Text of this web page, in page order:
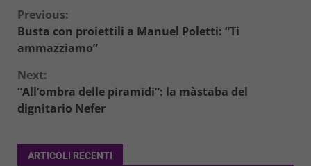
Continue
Reading
Previous:
Busta con proiettili a Manuel Poletti: “Ti
ammazziamo”
Next:
“All’ombra delle piramidi”: la màstaba del
dignitario Nefer
ARTICOLI RECENTI